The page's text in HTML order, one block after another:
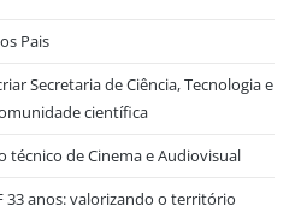
Pais
Secretaria de Ciência, Tecnologia e
científica
técnico de Cinema e Audiovisual
33 anos: valorizando o território